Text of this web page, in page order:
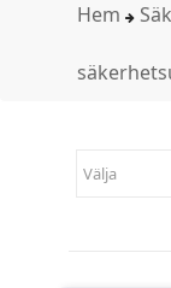
Hem
Välja